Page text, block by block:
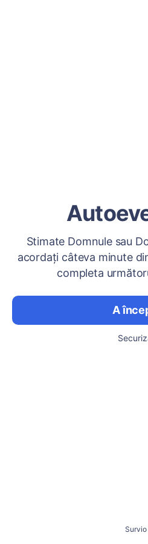
Stimate Domnule sau
acordați câteva minute
completa
A
Survio